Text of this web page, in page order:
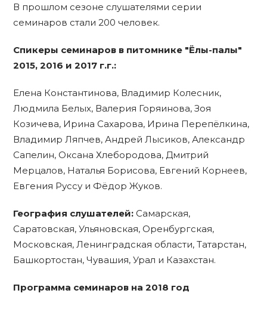
В прошлом сезоне слушателями серии
семинаров стали 200 человек.
Спикеры семинаров в питомнике "Ёлы-палы"
2015, 2016 и 2017 г.г.:
Елена Константинова, Владимир Колесник,
Людмила Белых, Валерия Горяинова, Зоя
Козичева, Ирина Сахарова, Ирина Перепёлкина,
Владимир Ляпчев, Андрей Лысиков, Александр
Сапелин, Оксана Хлебородова, Дмитрий
Мерцалов, Наталья Борисова, Евгений Корнеев,
Евгения Руссу и Фёдор Жуков.
География слушателей: Самарская,
Саратовская, Ульяновская, Оренбургская,
Московская, Ленинградская области, Татарстан,
Башкортостан, Чувашия, Урал и Казахстан.
Программа семинаров на 2018 год